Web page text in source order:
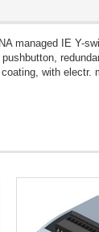
managed IE Y-
with